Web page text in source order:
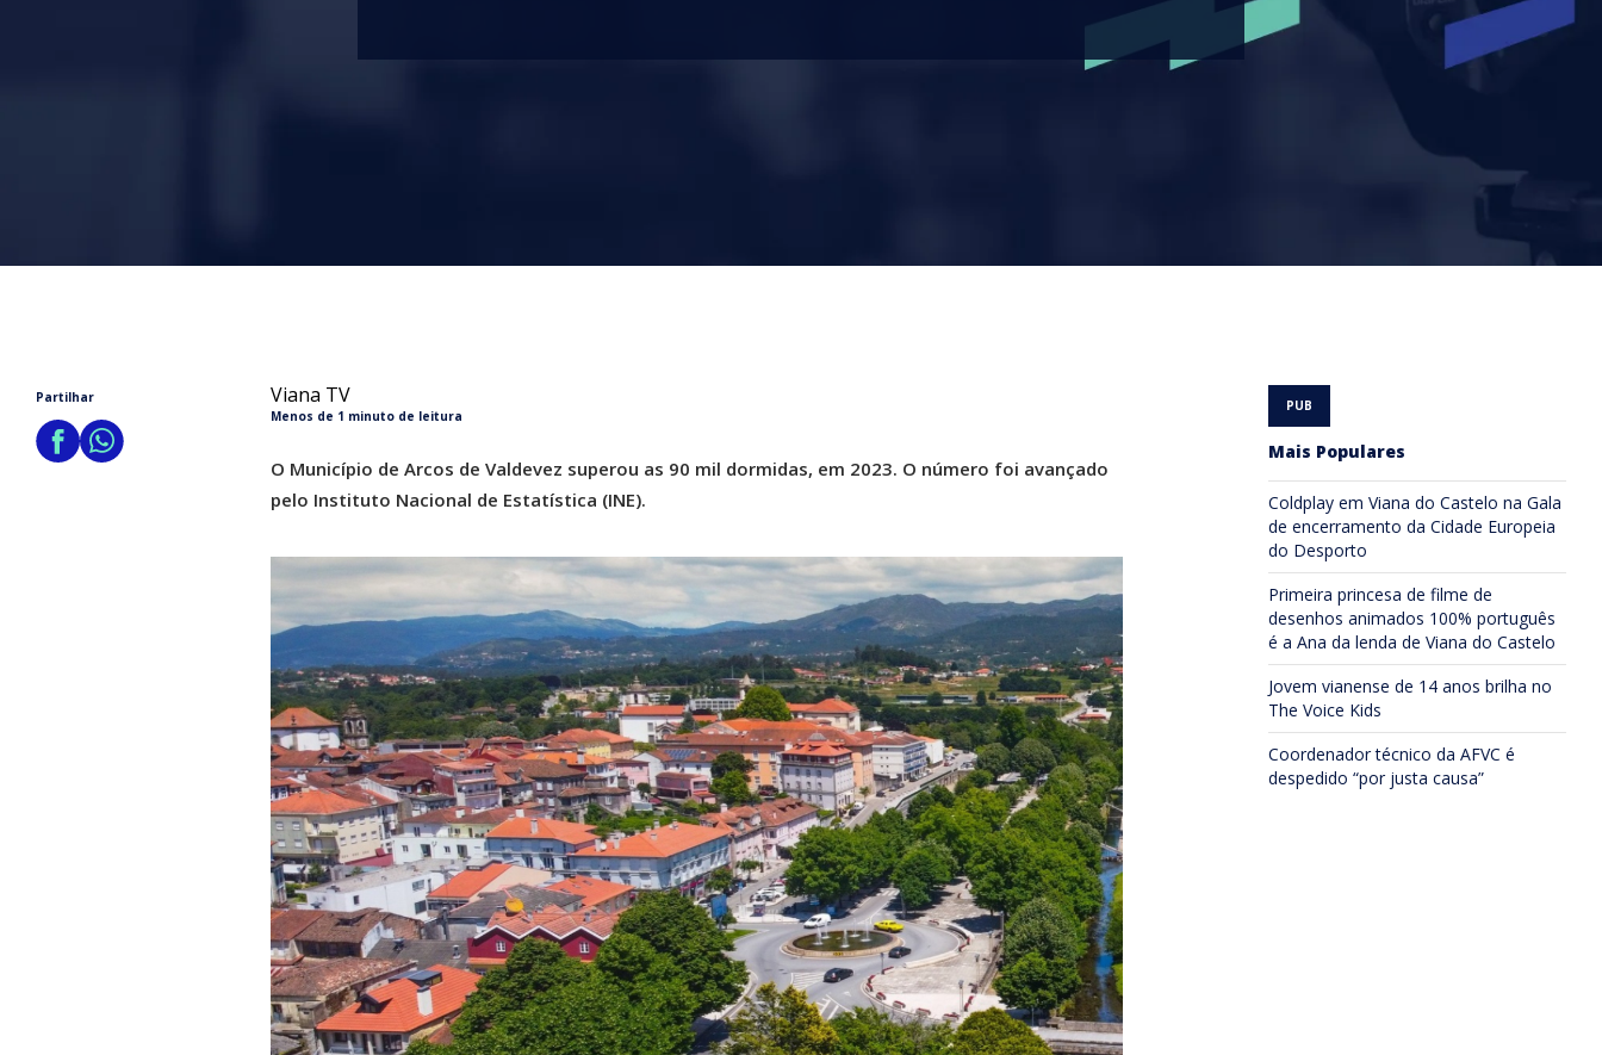
Partilhar Viana TV
Menos de 1 minuto de leitura
O Município de Arcos de Valdevez superou as 90 mil dormidas, em 2023. O número foi avançado
pelo Instituto Nacional de Estatística (INE).
Mais Populares
Coldplay em Viana do Castelo na Gala
de encerramento da Cidade Europeia
do Desporto
Primeira princesa de filme de
desenhos animados 100% português
é a Ana da lenda de Viana do Castelo
Jovem vianense de 14 anos brilha no
The Voice Kids
Coordenador técnico da AFVC é
despedido “por justa causa”